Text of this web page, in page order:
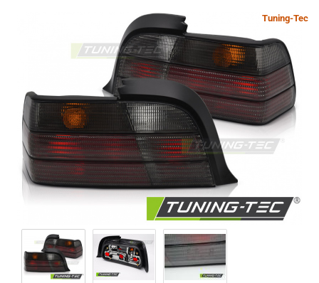
Tuning-Tec